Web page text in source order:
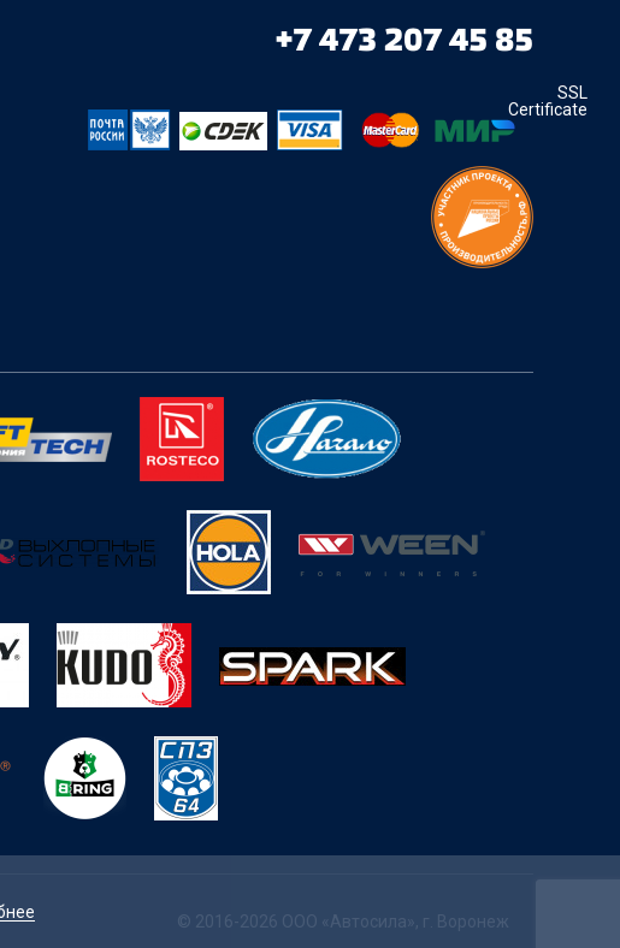
+7 473 207 45 85
SSL
Certificate
© 2016-2026 ООО «Автосила», г. Воронеж